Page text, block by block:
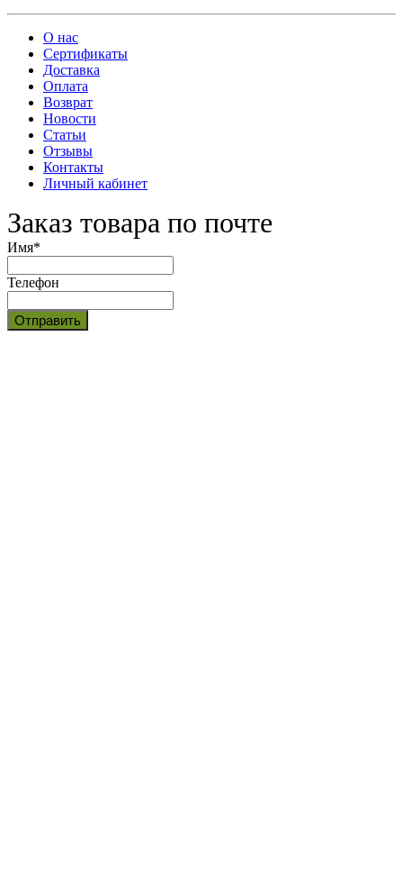
О нас
Сертификаты
Доставка
Оплата
Возврат
Новости
Статьи
Отзывы
Контакты
Личный кабинет
Заказ товара по почте
Имя*
Телефон
Отправить